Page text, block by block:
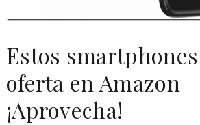
Estos
oferta en Amazon
¡Aprovecha!